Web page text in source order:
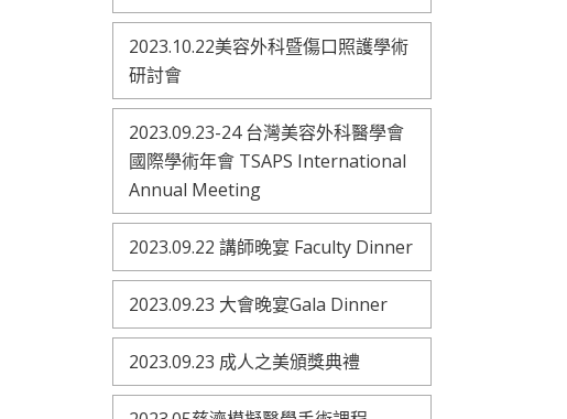
2023.10.22美容外科暨傷口照護學術
研討會
2023.09.23-24 台灣美容外科醫學會
國際學術年會 TSAPS International
Annual Meeting
2023.09.22 講師晚宴 Faculty Dinner
2023.09.23 大會晚宴Gala Dinner
2023.09.23 成人之美頒獎典禮